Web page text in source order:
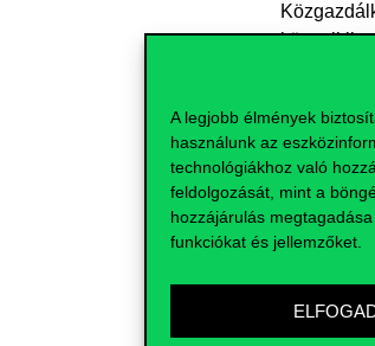
A legjobb élmények
használunk az
technológiákhoz való
feldolgozását, mint a
hozzájárulás
funkciókat és jellemzőket.
közpolitika
elemző